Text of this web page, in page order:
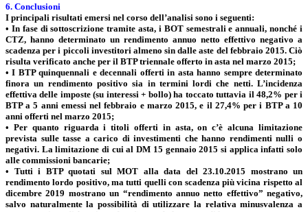
6. Conclusioni
I principali risultati emersi nel corso dell’analisi sono i seguenti:
• In fase di sottoscrizione tramite asta, i BOT semestrali e annuali, nonché i
CTZ, hanno determinato un rendimento annuo netto effettivo negativo a
scadenza per i piccoli investitori almeno sin dalle aste del febbraio 2015. Ciò
risulta verificato anche per il BTP triennale offerto in asta nel marzo 2015;
• I BTP quinquennali e decennali offerti in asta hanno sempre determinato
finora un rendimento positivo sia in termini lordi che netti. L’incidenza
effettiva delle imposte (su interessi + bollo) ha toccato tuttavia il 48,2% per i
BTP a 5 anni emessi nel febbraio e marzo 2015, e il 27,4% per i BTP a 10
anni offerti nel marzo 2015;
• Per quanto riguarda i titoli offerti in asta, on c’è alcuna limitazione
prevista sulle tasse a carico di investimenti che hanno rendimenti nulli o
negativi. La limitazione di cui al DM 15 gennaio 2015 si applica infatti solo
alle commissioni bancarie;
• Tutti i BTP quotati sul MOT alla data del 23.10.2015 mostrano un
rendimento lordo positivo, ma tutti quelli con scadenza più vicina rispetto al
dicembre 2019 mostrano un “rendimento annuo netto effettivo” negativo,
salvo naturalmente la possibilità di utilizzare la relativa minusvalenza a